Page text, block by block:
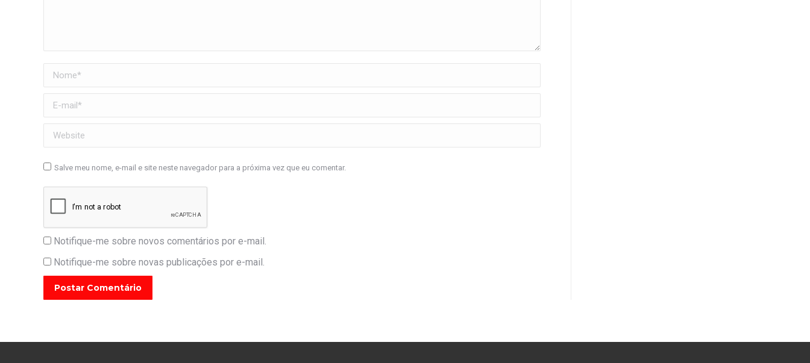
Nome *
E-mail *
Website
Salve meu nome, e-mail e site neste navegador para a próxima vez que eu comentar.
Notifique-me sobre novos comentários por e-mail.
Notifique-me sobre novas publicações por e-mail.
Postar Comentário